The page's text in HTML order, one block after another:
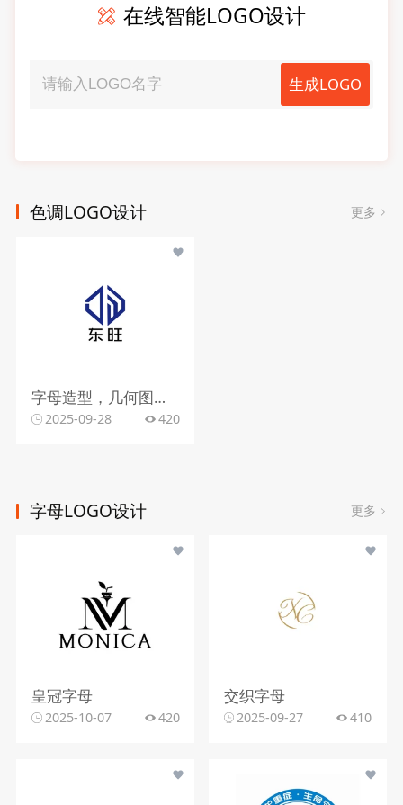
在线智能LOGO设计
生成LOGO
色调LOGO设计 更多
字母造型，几何图形，蓝色调
2025-09-28 420
字母LOGO设计 更多
皇冠字母
2025-10-07 420
交织字母
2025-09-27 410